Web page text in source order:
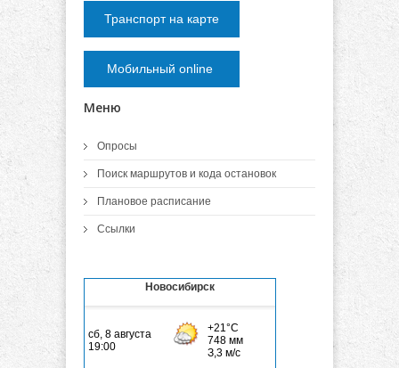
Транспорт на карте
Мобильный online
Меню
Опросы
Поиск маршрутов и кода остановок
Плановое расписание
Ссылки
Новосибирск